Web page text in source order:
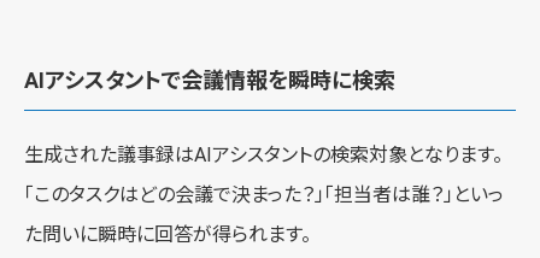
AIアシスタントで会議情報を瞬時に検索
生成された議事録はAIアシスタントの検索対象となります。
「このタスクはどの会議で決まった？」「担当者は誰？」といっ
た問いに瞬時に回答が得られます。